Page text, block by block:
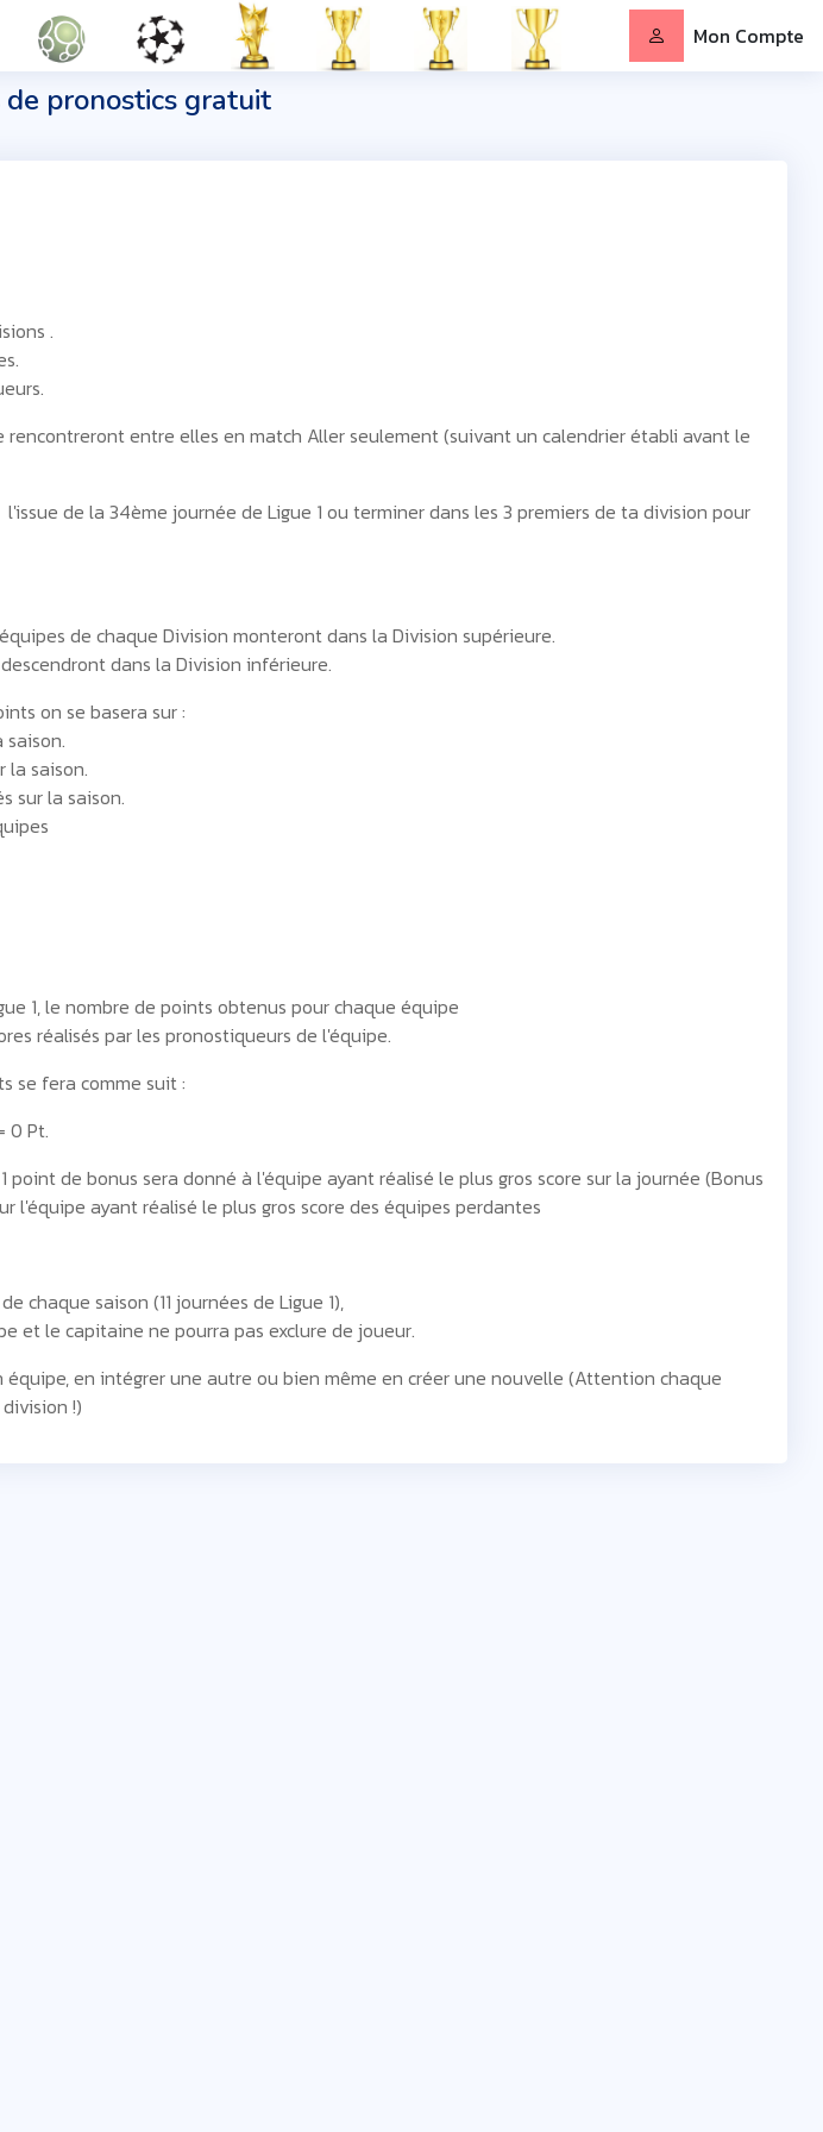
pronostics gratuit
Mon Compte
.
rencontreront entre elles en match Aller seulement (suivant un calendrier établi avant le
l'issue de la 34ème journée de Ligue 1 ou terminer dans les 3 premiers de ta division pour
de chaque Division monteront dans la Division supérieure.
dans la Division inférieure.
on se basera sur :
saison.
la saison.
sur la saison.
1, le nombre de points obtenus pour chaque équipe
réalisés par les pronostiqueurs de l'équipe.
se fera comme suit :
0 Pt.
point de bonus sera donné à l'équipe ayant réalisé le plus gros score sur la journée (Bonus
l'équipe ayant réalisé le plus gros score des équipes perdantes
chaque saison (11 journées de Ligue 1),
et le capitaine ne pourra pas exclure de joueur.
en intégrer une autre ou bien même en créer une nouvelle (Attention chaque
!)